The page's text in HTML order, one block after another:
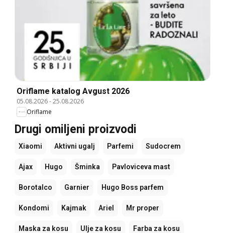
Oriflame katalog Avgust 2026
05.08.2026-25.08.2026
Oriflame
Drugi omiljeni proizvodi
Xiaomi Aktivni ugalj Parfemi Sudocrem
Ajax Hugo Šminka Pavloviceva mast
Borotalco Garnier Hugo Boss parfem
Kondomi Kajmak Ariel Mr proper
Maska za kosu Ulje za kosu Farba za kosu